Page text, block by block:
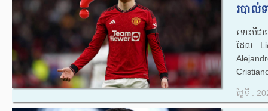
របាល់
ទោះបីជា
ដែល
ថ្ងៃទី :